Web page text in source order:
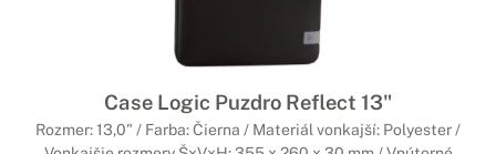
Case Logic Puzdro Reflect 13"
Rozmer: 13,0" / Farba: Čierna / Materiál vonkajší: Polyester /